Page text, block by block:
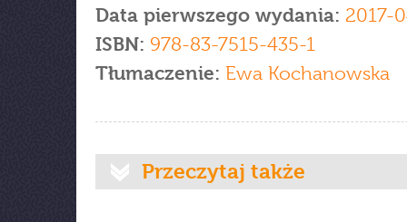
Data pierwszego wydania: 2017-
ISBN: 978-83-7515-435-1
Tłumaczenie: Ewa Kochanowska
Przeczytaj także